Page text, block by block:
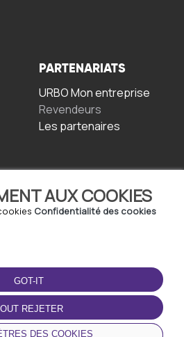
AUX COOKIES
Confidentialité des cookies
GOT-IT
REJETER
DES COOKIES
PARTENARIATS
URBO Mon entreprise
Revendeurs
Les partenaires
TÉLÉCHARGEZ
L'APPLICATION